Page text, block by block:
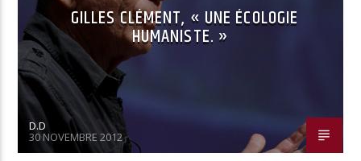
GILLES CLÉMENT, « UNE ÉCOLOGIE
HUMANISTE. »
D.D
30 NOVEMBRE 2012